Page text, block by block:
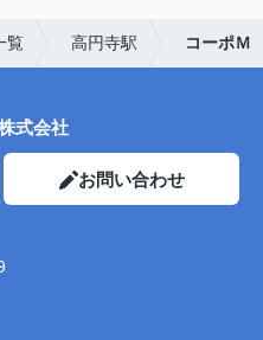
覧 高円寺駅 コーポＭ
式会社
お問い合わせ